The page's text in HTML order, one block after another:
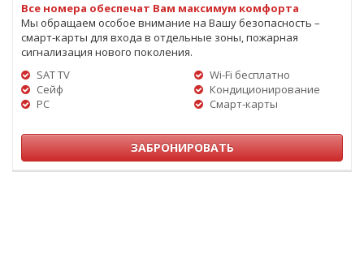
Все номера обеспечат Вам максимум комфорта
Мы обращаем особое внимание на Вашу безопасность –
смарт-карты для входа в отдельные зоны, пожарная
сигнализация нового поколения.
SAT TV
Сейф
PC
Wi-Fi бесплатно
Кондиционирование
Смарт-карты
ЗАБРОНИРОВАТЬ